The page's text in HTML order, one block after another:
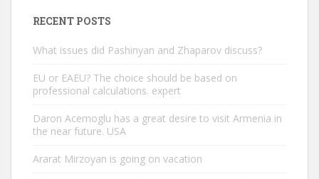
RECENT POSTS
What issues did Pashinyan and Zhaparov discuss?
EU or EAEU? The choice should be based on
professional calculations. expert
Daron Acemoglu has a great desire to visit Armenia in
the near future. USA
Ararat Mirzoyan is going on vacation